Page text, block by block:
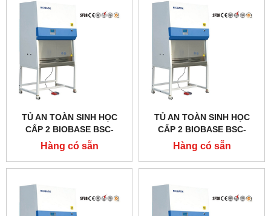
TỦ AN TOÀN SINH HỌC
CẤP 2 BIOBASE BSC-
2000IIA2-X, DÒNG A2
Hàng có sẵn
TỦ AN TOÀN SINH HỌC
CẤP 2 BIOBASE BSC-
1800IIA2-X, DÒNG A2
Hàng có sẵn